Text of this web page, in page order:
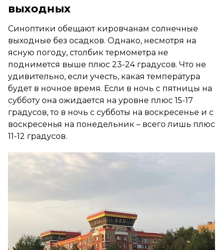
выходных
Синоптики обещают кировчанам солнечные
выходные без осадков. Однако, несмотря на
ясную погоду, столбик термометра не
поднимется выше плюс 23-24 градусов. Что не
удивительно, если учесть, какая температура
будет в ночное время. Если в ночь с пятницы на
субботу она ожидается на уровне плюс 15-17
градусов, то в ночь с субботы на воскресенье и с
воскресенья на понедельник – всего лишь плюс
11-12 градусов.